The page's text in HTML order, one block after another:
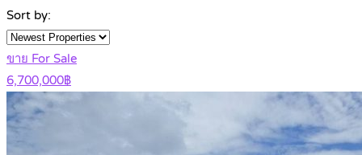
Sort by:
ขาย For Sale
6,700,000฿